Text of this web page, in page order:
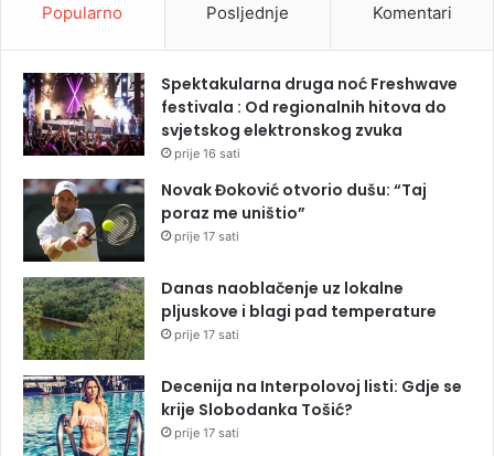
Popularno Posljednje Komentari
Spektakularna druga noć Freshwave
festivala : Od regionalnih hitova do
svjetskog elektronskog zvuka
prije 16 sati
Novak Đoković otvorio dušu: “Taj
poraz me uništio”
prije 17 sati
Danas naoblačenje uz lokalne
pljuskove i blagi pad temperature
prije 17 sati
Decenija na Interpolovoj listi: Gdje se
krije Slobodanka Tošić?
prije 17 sati